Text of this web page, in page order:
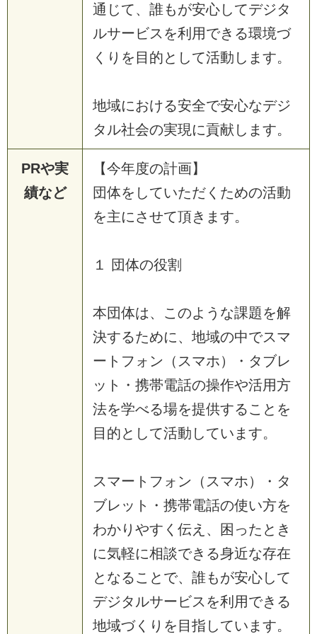
通じて、誰もが安心してデジタ
ルサービスを利用できる環境づ
くりを目的として活動します。
地域における安全で安心なデジ
タル社会の実現に貢献します。
PRや実
績など
【今年度の計画】
団体をしていただくための活動
を主にさせて頂きます。
１ 団体の役割
本団体は、このような課題を解
決するために、地域の中でスマ
ートフォン（スマホ）・タブレ
ット・携帯電話の操作や活用方
法を学べる場を提供することを
目的として活動しています。
スマートフォン（スマホ）・タ
ブレット・携帯電話の使い方を
わかりやすく伝え、困ったとき
に気軽に相談できる身近な存在
となることで、誰もが安心して
デジタルサービスを利用できる
地域づくりを目指しています。